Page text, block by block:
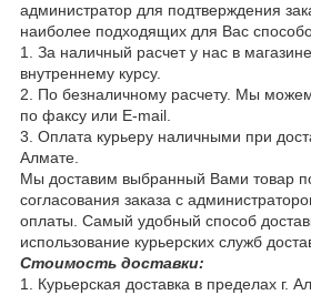
администратор для подтверждения
наиболее подходящих для Вас
1. За наличный расчет у нас в
внутреннему курсу.
2. По безналичному расчету. Мы
по факсу или Е-mail.
3. Оплата курьеру наличными при
Алмате.
Мы доставим выбранный Вами товар
согласования заказа с
оплаты. Самый удобный способ
использование курьерских служб
Стоимость доставки:
1. Курьерская доставка в пределах г.